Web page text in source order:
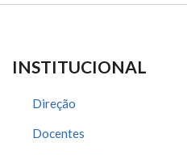
INSTITUCIONAL
Direção
Docentes